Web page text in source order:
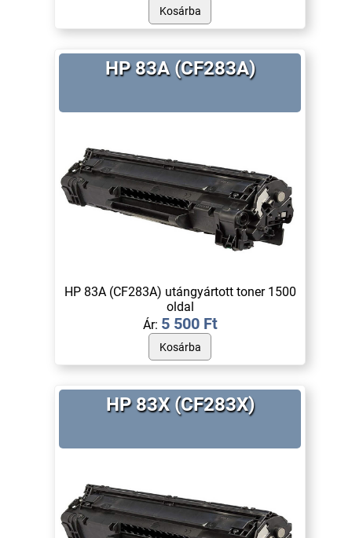
HP 83A (CF283A)
HP 83A (CF283A) utángyártott toner 1500
oldal
Ár: 5 500 Ft
HP 83X (CF283X)